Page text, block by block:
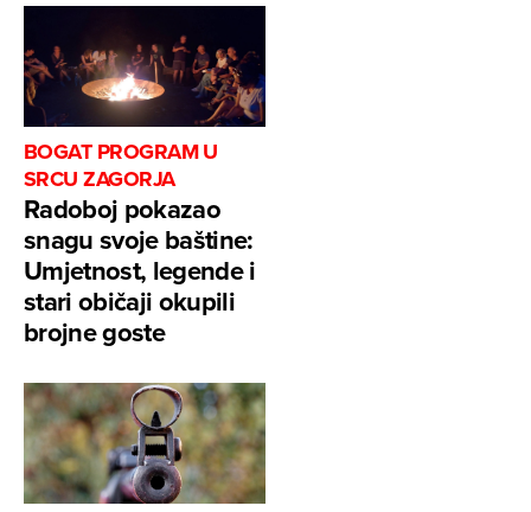
BOGAT PROGRAM U
SRCU ZAGORJA
Radoboj pokazao
snagu svoje baštine:
Umjetnost, legende i
stari običaji okupili
brojne goste